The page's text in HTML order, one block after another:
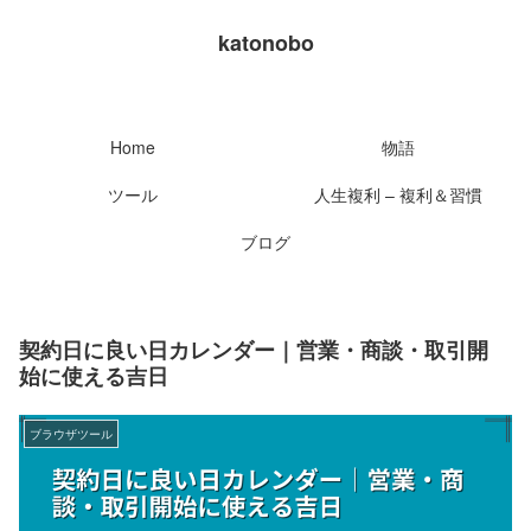
katonobo
Home
物語
ツール
人生複利 – 複利＆習慣
ブログ
契約日に良い日カレンダー｜営業・商談・取引開
始に使える吉日
ブラウザツール